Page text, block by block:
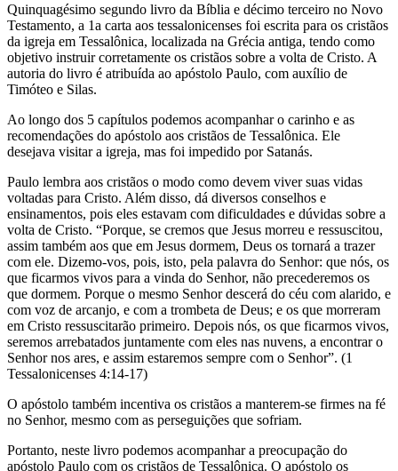
Quinquagésimo segundo livro da Bíblia e décimo terceiro no Novo
Testamento, a 1a carta aos tessalonicenses foi escrita para os cristãos
da igreja em Tessalônica, localizada na Grécia antiga, tendo como
objetivo instruir corretamente os cristãos sobre a volta de Cristo. A
autoria do livro é atribuída ao apóstolo Paulo, com auxílio de
Timóteo e Silas.
Ao longo dos 5 capítulos podemos acompanhar o carinho e as
recomendações do apóstolo aos cristãos de Tessalônica. Ele
desejava visitar a igreja, mas foi impedido por Satanás.
Paulo lembra aos cristãos o modo como devem viver suas vidas
voltadas para Cristo. Além disso, dá diversos conselhos e
ensinamentos, pois eles estavam com dificuldades e dúvidas sobre a
volta de Cristo. “Porque, se cremos que Jesus morreu e ressuscitou,
assim também aos que em Jesus dormem, Deus os tornará a trazer
com ele. Dizemo-vos, pois, isto, pela palavra do Senhor: que nós, os
que ficarmos vivos para a vinda do Senhor, não precederemos os
que dormem. Porque o mesmo Senhor descerá do céu com alarido, e
com voz de arcanjo, e com a trombeta de Deus; e os que morreram
em Cristo ressuscitarão primeiro. Depois nós, os que ficarmos vivos,
seremos arrebatados juntamente com eles nas nuvens, a encontrar o
Senhor nos ares, e assim estaremos sempre com o Senhor”. (1
Tessalonicenses 4:14-17)
O apóstolo também incentiva os cristãos a manterem-se firmes na fé
no Senhor, mesmo com as perseguições que sofriam.
Portanto, neste livro podemos acompanhar a preocupação do
apóstolo Paulo com os cristãos de Tessalônica. O apóstolo os